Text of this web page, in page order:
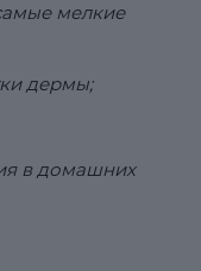
мелкие
дермы;
в домашних